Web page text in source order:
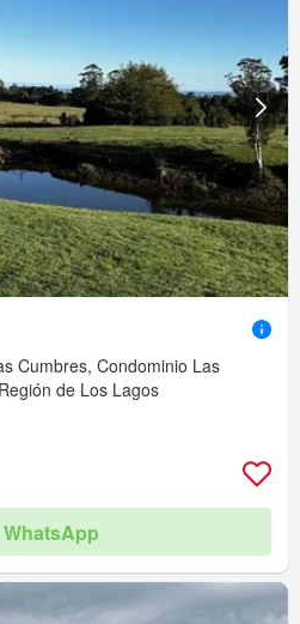
Cumbres, Condominio Las
de Los Lagos
WhatsApp